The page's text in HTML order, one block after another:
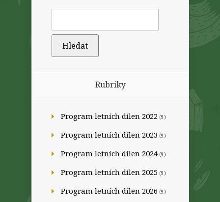
Rubriky
Program letních dílen 2022 (9)
Program letních dílen 2023 (9)
Program letních dílen 2024 (9)
Program letních dílen 2025 (9)
Program letních dílen 2026 (9)